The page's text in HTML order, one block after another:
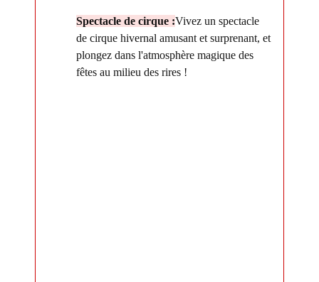
Spectacle de cirque :Vivez un spectacle
de cirque hivernal amusant et surprenant, et
plongez dans l'atmosphère magique des
fêtes au milieu des rires !